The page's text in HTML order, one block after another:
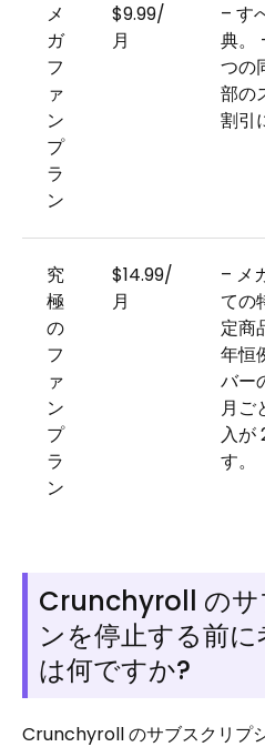
メ
ガ
フ
ァ
ン
プ
ラ
ン
$9.99/
月
– す
典。
つの
部の
割引
究
極
の
フ
ァ
ン
プ
ラ
ン
$14.99/
月
– メ
ての
定商
年恒
バー
月ご
入が
す。
Crunchyroll のサ
ンを停止する前
は何ですか?
Crunchyroll のサブスクリプ